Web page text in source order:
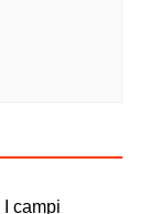
I campi